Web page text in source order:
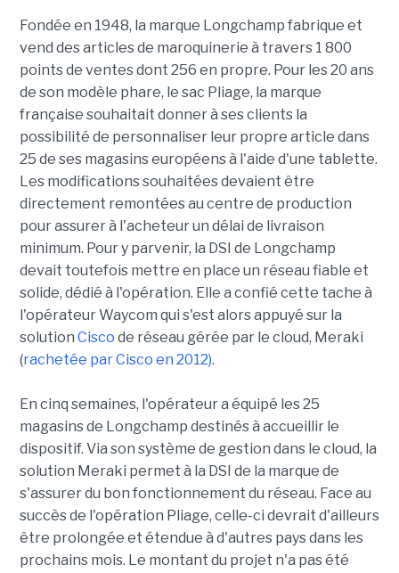
Fondée en 1948, la marque Longchamp fabrique et
vend des articles de maroquinerie à travers 1 800
points de ventes dont 256 en propre. Pour les 20 ans
de son modèle phare, le sac Pliage, la marque
française souhaitait donner à ses clients la
possibilité de personnaliser leur propre article dans
25 de ses magasins européens à l'aide d'une tablette.
Les modifications souhaitées devaient être
directement remontées au centre de production
pour assurer à l'acheteur un délai de livraison
minimum. Pour y parvenir, la DSI de Longchamp
devait toutefois mettre en place un réseau fiable et
solide, dédié à l'opération. Elle a confié cette tache à
l'opérateur Waycom qui s'est alors appuyé sur la
solution Cisco de réseau gérée par le cloud, Meraki
(rachetée par Cisco en 2012).
En cinq semaines, l'opérateur a équipé les 25
magasins de Longchamp destinés à accueillir le
dispositif. Via son système de gestion dans le cloud, la
solution Meraki permet à la DSI de la marque de
s'assurer du bon fonctionnement du réseau. Face au
succès de l'opération Pliage, celle-ci devrait d'ailleurs
être prolongée et étendue à d'autres pays dans les
prochains mois. Le montant du projet n'a pas été